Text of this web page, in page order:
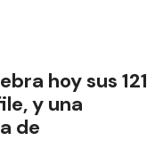
hoy sus 121
y una
de